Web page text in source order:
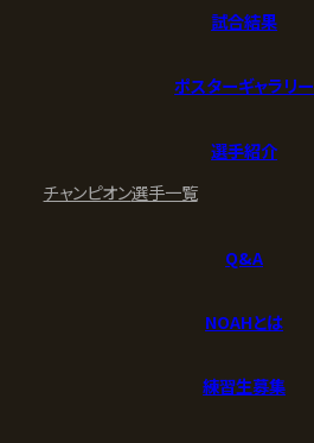
試合結果
ポスターギャラリー
選手紹介
チャンピオン選手一覧
Q&A
NOAHとは
練習生募集